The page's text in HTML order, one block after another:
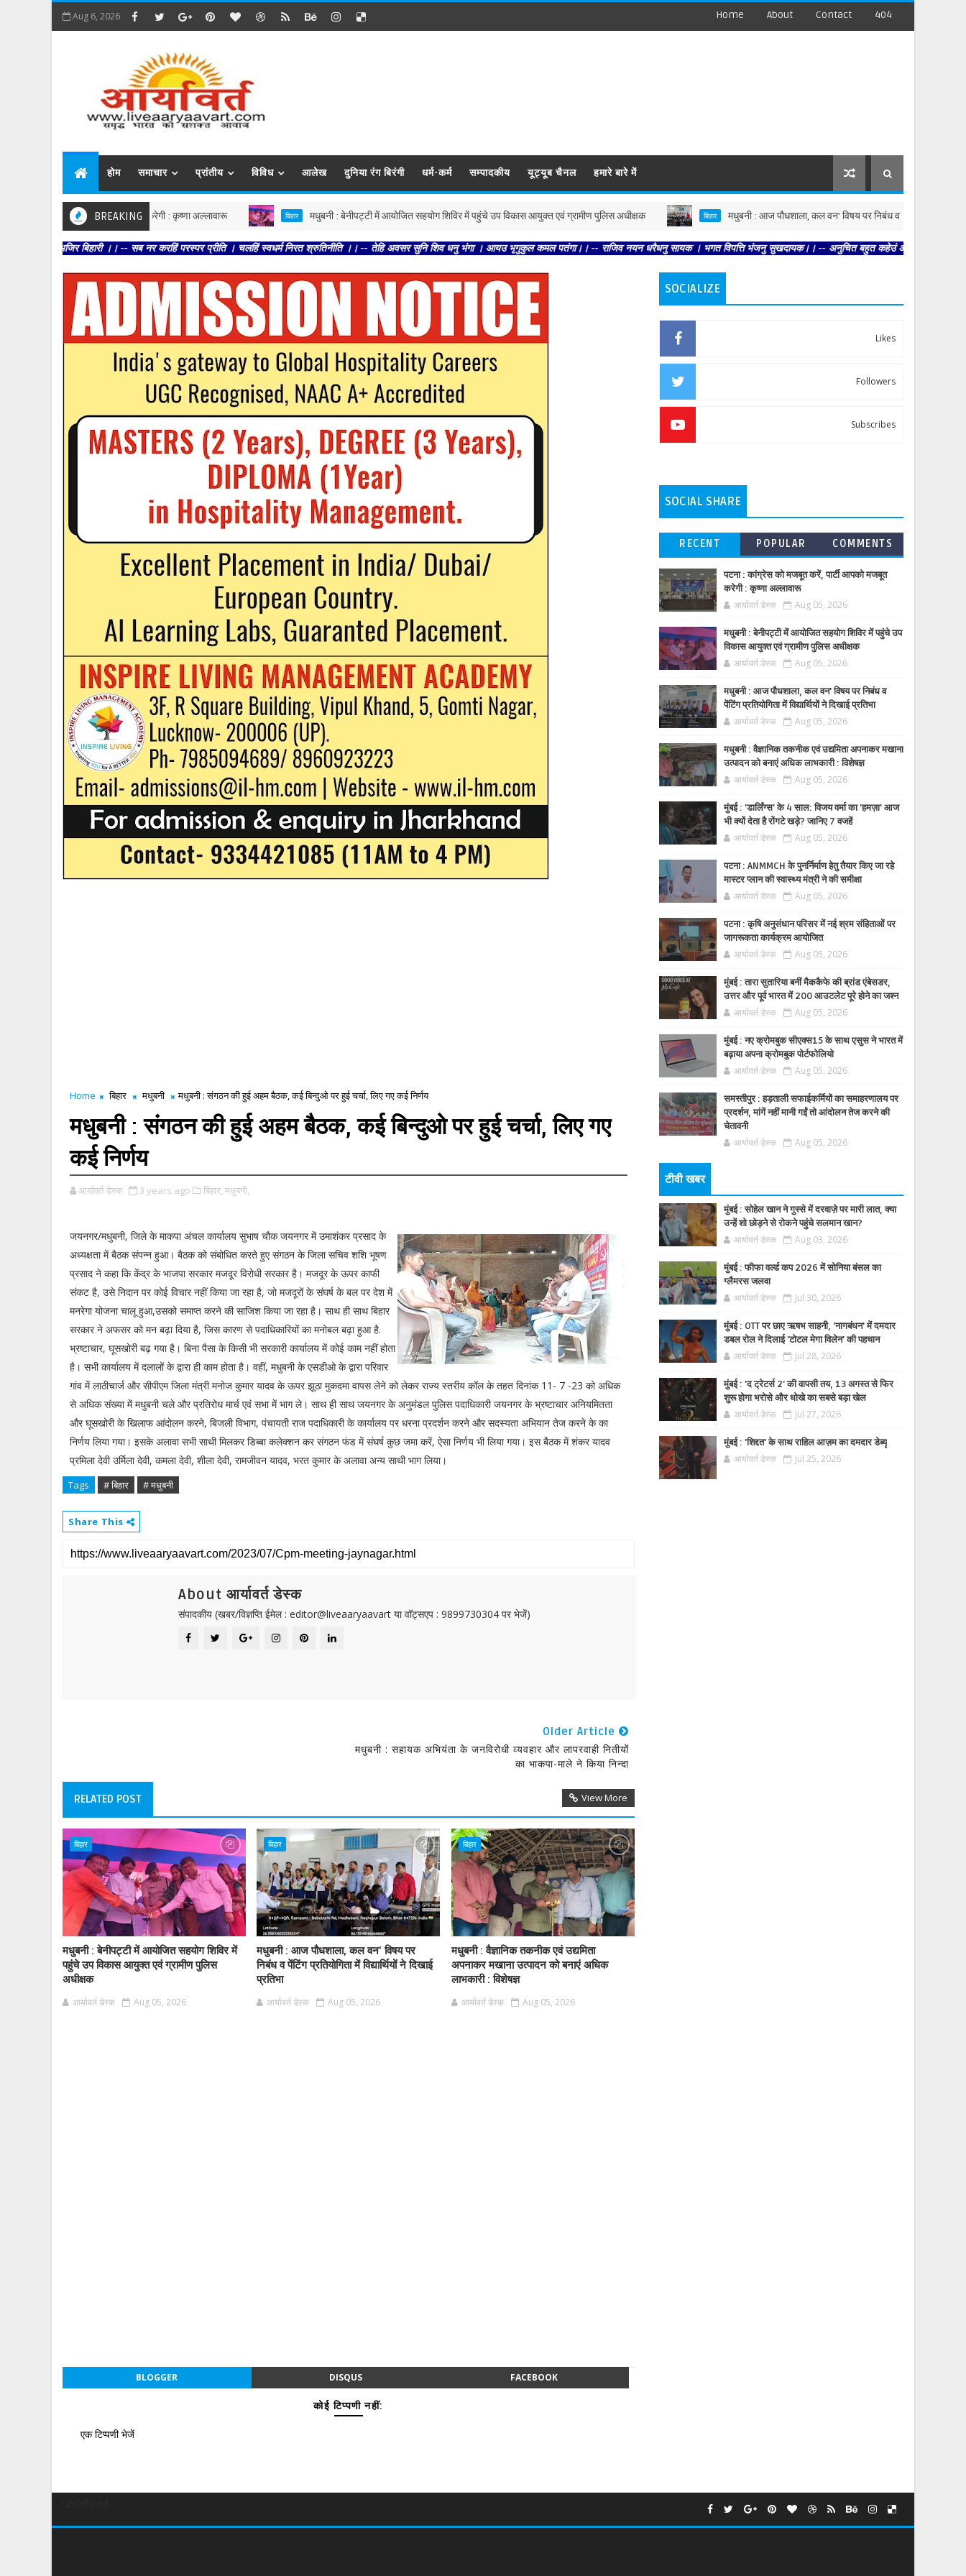
Aug 6, 2026 Home About Contact 404
होम समाचार प्रांतीय विविध आलेख दुनिया रंग बिरंगी धर्म-कर्म सम्पादकीय यूट्यूब चैनल हमारे बारे में
BREAKING
करें, पार्टी आपको मजबूत करेगी : कृष्णा अल्लावारू बिहार मधुबनी : बेनीपट्टी में आयोजित सहयोग शिविर में पहुंचे उप विकास आयुक्त एवं ग्रामीण पुलिस अधीक्षक बिहार मधुबनी : आज पौधशाला, कल वन' विषय पर निबंध व पेंटिंग प्रतियोगिता में
बिहारी ।। -- सब नर करहिं परस्पर प्रीति । चलहिं स्वधर्म निरत श्रुतिनीति ।। -- तेहि अवसर सुनि शिव धनु भंगा । आयउ भृगुकुल कमल पतंगा।। -- राजिव नयन धरैधनु सायक । भगत विपत्ति भंजनु सुखदायक।। -- अनुचित बहुत कहेउं अग्याता । छमहु क्षमा मंदिर दोउ
Home बिहार मधुबनी मधुबनी : संगठन की हुई अहम बैठक, कई बिन्दुओ पर हुई चर्चा, लिए गए कई निर्णय
मधुबनी : संगठन की हुई अहम बैठक, कई बिन्दुओ पर हुई चर्चा, लिए गए
कई निर्णय
आर्यावर्त डेस्क 3 years ago बिहार, मधुबनी,
जयनगर/मधुबनी, जिले के माकपा अंचल कार्यालय सुभाष चौक जयनगर में उमाशंकर प्रसाद के
अध्यक्षता में बैठक संपन्न हुआ। बैठक को संबोधित करते हुए संगठन के जिला सचिव शशि भूषण
प्रसाद ने कहा कि केंद्र के भाजपा सरकार मजदूर विरोधी सरकार है। मजदूर के ऊपर काफी
संकट है, उसे निदान पर कोई विचार नहीं किया जा रहा है, जो मजदूरों के संघर्ष के बल पर देश में
मनरेगा योजना चालू हुआ,उसको समाप्त करने की साजिश किया जा रहा है। साथ ही साथ बिहार
सरकार ने अफसर को मन बढ़ा दिया है, जिस कारण से पदाधिकारियों का मनोबल बढ़ा हुआ है.
भ्रष्टाचार, घूसखोरी बढ़ गया है। बिना पैसा के किसी भी सरकारी कार्यालय में कोई काम नहीं होता
है। सभी कार्यालय में दलालों के द्वारा ही काम होता है। वहीं, मधुबनी के एसडीओ के द्वारा परिवार
गांव में लाठीचार्ज और सीपीएम जिला मंत्री मनोज कुमार यादव के ऊपर झूठा मुकदमा वापस लेने को लेकर राज्य स्तरीय कॉल के तहत दिनांक 11- 7 -23 को अधिक
से अधिक संख्या में मधुबनी चले और प्रतिरोध मार्च एवं सभा में भाग ले। साथ ही साथ जयनगर के अनुमंडल पुलिस पदाधिकारी जयनगर के भ्रष्टाचार अनियमितता
और घूसखोरी के खिलाफ आंदोलन करने, बिजली विभाग, पंचायती राज पदाधिकारी के कार्यालय पर धरना प्रदर्शन करने और सदस्यता अभियान तेज करने के का
निर्णय लिया गया। इसके अलावा सभी साथी मिलकर डिब्बा कलेक्शन कर संगठन फंड में संघर्ष कुछ जमा करें, ऐसा निर्णय भी लिया गया। इस बैठक में शंकर यादव
प्रमिला देवी उर्मिला देवी, कमला देवी, शीला देवी, रामजीवन यादव, भरत कुमार के अलावा अन्य साथी भाग लिया।
Tags # बिहार # मधुबनी
Share This
About आर्यावर्त डेस्क
संपादकीय (खबर/विज्ञप्ति ईमेल : editor@liveaaryaavart या वॉट्सएप : 9899730304 पर भेजें)
Older Article
मधुबनी : सहायक अभियंता के जनविरोधी व्यवहार और लापरवाही नितीयों
का भाकपा-माले ने किया निन्दा
RELATED POST View More
बिहार
मधुबनी : बेनीपट्टी में आयोजित सहयोग शिविर में
पहुंचे उप विकास आयुक्त एवं ग्रामीण पुलिस
अधीक्षक
आर्यावर्त डेस्क Aug 05, 2026
बिहार
मधुबनी : आज पौधशाला, कल वन' विषय पर
निबंध व पेंटिंग प्रतियोगिता में विद्यार्थियों ने दिखाई
प्रतिभा
आर्यावर्त डेस्क Aug 05, 2026
बिहार
मधुबनी : वैज्ञानिक तकनीक एवं उद्यमिता
अपनाकर मखाना उत्पादन को बनाएं अधिक
लाभकारी : विशेषज्ञ
आर्यावर्त डेस्क Aug 05, 2026
BLOGGER DISQUS FACEBOOK
कोई टिप्पणी नहीं:
एक टिप्पणी भेजें
SOCIALIZE
Likes
Followers
Subscribes
SOCIAL SHARE
RECENT POPULAR COMMENTS
पटना : कांग्रेस को मजबूत करें, पार्टी आपको मजबूत
करेगी : कृष्णा अल्लावारू
आर्यावर्त डेस्क Aug 05, 2026
मधुबनी : बेनीपट्टी में आयोजित सहयोग शिविर में पहुंचे उप
विकास आयुक्त एवं ग्रामीण पुलिस अधीक्षक
आर्यावर्त डेस्क Aug 05, 2026
मधुबनी : आज पौधशाला, कल वन' विषय पर निबंध व
पेंटिंग प्रतियोगिता में विद्यार्थियों ने दिखाई प्रतिभा
आर्यावर्त डेस्क Aug 05, 2026
मधुबनी : वैज्ञानिक तकनीक एवं उद्यमिता अपनाकर मखाना
उत्पादन को बनाएं अधिक लाभकारी : विशेषज्ञ
आर्यावर्त डेस्क Aug 05, 2026
मुंबई : 'डार्लिंग्स' के 4 साल: विजय वर्मा का 'हमज़ा' आज
भी क्यों देता है रोंगटे खड़े? जानिए 7 वजहें
आर्यावर्त डेस्क Aug 05, 2026
पटना : ANMMCH के पुनर्निर्माण हेतु तैयार किए जा रहे
मास्टर प्लान की स्वास्थ्य मंत्री ने की समीक्षा
आर्यावर्त डेस्क Aug 05, 2026
पटना : कृषि अनुसंधान परिसर में नई श्रम संहिताओं पर
जागरूकता कार्यक्रम आयोजित
आर्यावर्त डेस्क Aug 05, 2026
मुंबई : तारा सुतारिया बनीं मैककैफे की ब्रांड एंबेसडर,
उत्तर और पूर्व भारत में 200 आउटलेट पूरे होने का जश्न
आर्यावर्त डेस्क Aug 05, 2026
मुंबई : नए क्रोमबुक सीएक्स15 के साथ एसुस ने भारत में
बढ़ाया अपना क्रोमबुक पोर्टफोलियो
आर्यावर्त डेस्क Aug 05, 2026
समस्तीपुर : हड़ताली सफाईकर्मियों का समाहरणालय पर
प्रदर्शन, मांगें नहीं मानी गईं तो आंदोलन तेज करने की
चेतावनी
आर्यावर्त डेस्क Aug 05, 2026
टीवी खबर
मुंबई : सोहेल खान ने गुस्से में दरवाज़े पर मारी लात, क्या
उन्हें शो छोड़ने से रोकने पहुंचे सलमान खान?
आर्यावर्त डेस्क Aug 03, 2026
मुंबई : फीफा वर्ल्ड कप 2026 में सोनिया बंसल का
ग्लैमरस जलवा
आर्यावर्त डेस्क Jul 30, 2026
मुंबई : OTT पर छाए ऋषभ साहनी, 'नागबंधन' में दमदार
डबल रोल ने दिलाई 'टोटल मेगा विलेन' की पहचान
आर्यावर्त डेस्क Jul 28, 2026
मुंबई : 'द ट्रेटर्स 2' की वापसी तय, 13 अगस्त से फिर
शुरू होगा भरोसे और धोखे का सबसे बड़ा खेल
आर्यावर्त डेस्क Jul 27, 2026
मुंबई : 'शिद्दत' के साथ राहिल आज़म का दमदार डेब्यू
आर्यावर्त डेस्क Jul 25, 2026